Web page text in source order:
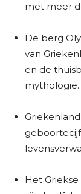
met meer
De berg
van
en de
mythologie.
Het